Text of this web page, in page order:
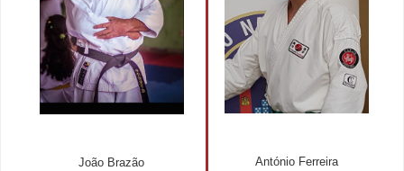
João Brazão
António Ferreira